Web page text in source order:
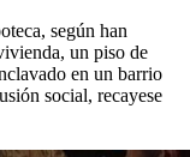
según han
un piso de
en un barrio
social, recayese